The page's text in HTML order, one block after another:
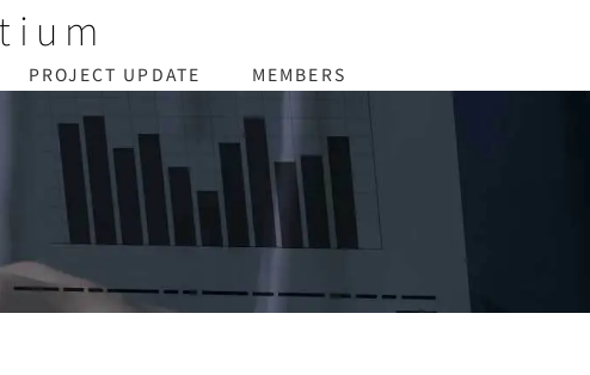
PROJECT UPDATE MEMBERS